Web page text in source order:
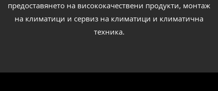
предоставянето на висококачествени продукти, монтаж
на климатици и сервиз на климатици и климатична
техника.